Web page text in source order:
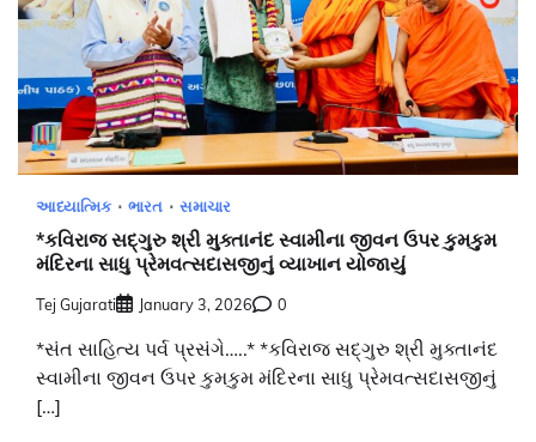
આધ્યાત્મિક ભારત સમાચાર
*કવિરાજ સદ્ગુરુ શ્રી મુક્તાનંદ સ્વામીના જીવન ઉપર કુમકુમ
મંદિરના સાધુ પ્રેમવત્સદાસજીનું વ્યાખાન યોજાયું
Tej Gujarati January 3, 2026 0
*સંત સાહિત્ય પર્વ પ્રસંગે…..* *કવિરાજ સદ્ગુરુ શ્રી મુક્તાનંદ
સ્વામીના જીવન ઉપર કુમકુમ મંદિરના સાધુ પ્રેમવત્સદાસજીનું
[…]